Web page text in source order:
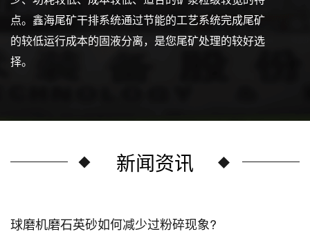
点。鑫海尾矿干排系统通过节能的工艺系统完成尾矿
的较低运行成本的固液分离，是您尾矿处理的较好选
择。
新闻资讯
球磨机磨石英砂如何减少过粉碎现象?